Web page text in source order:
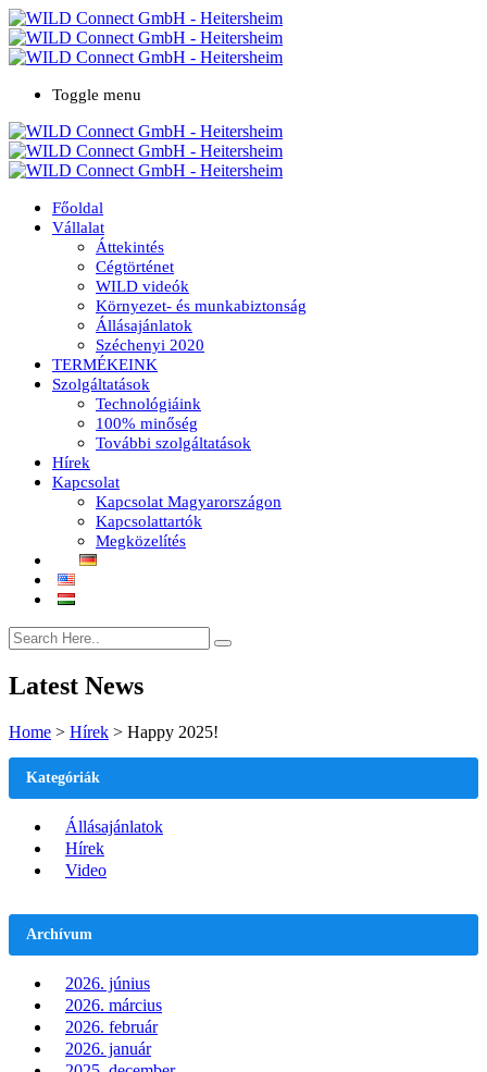
Toggle menu
Főoldal
Vállalat
Áttekintés
Cégtörténet
WILD videók
Környezet- és munkabiztonság
Állásajánlatok
Széchenyi 2020
TERMÉKEINK
Szolgáltatások
Technológiáink
100% minőség
További szolgáltatások
Hírek
Kapcsolat
Kapcsolat Magyarországon
Kapcsolattartók
Megközelítés
Latest News
Home > Hírek > Happy 2025!
Kategóriák
Állásajánlatok
Hírek
Video
Archívum
2026. június
2026. március
2026. február
2026. január